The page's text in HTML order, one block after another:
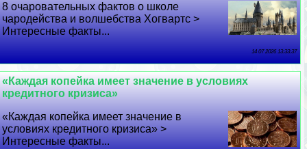
8 очаровательных фактов о школе
чародейства и волшебства Хогвартс >
Интересные факты...
14 07 2026 13:33:37
«Каждая копейка имеет значение в условиях
кредитного кризиса»
«Каждая копейка имеет значение в
условиях кредитного кризиса» >
Интересные факты...